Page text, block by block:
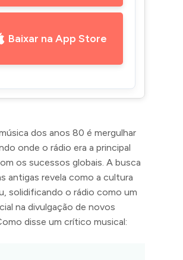
Baixar na App Store
dos anos 80 é mergulhar
onde o rádio era a principal
os sucessos globais. A busca
antigas revela como a cultura
solidificando o rádio como um
na divulgação de novos
disse um crítico musical: